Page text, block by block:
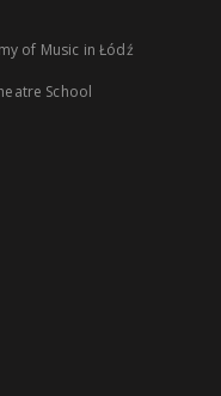
of Music in Łódź
School